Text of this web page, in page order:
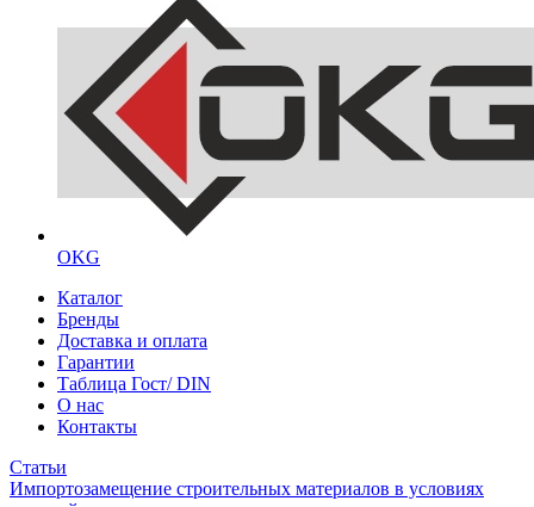
OKG
Каталог
Бренды
Доставка и оплата
Гарантии
Таблица Гост/ DIN
О нас
Контакты
Статьи
Импортозамещение строительных материалов в условиях